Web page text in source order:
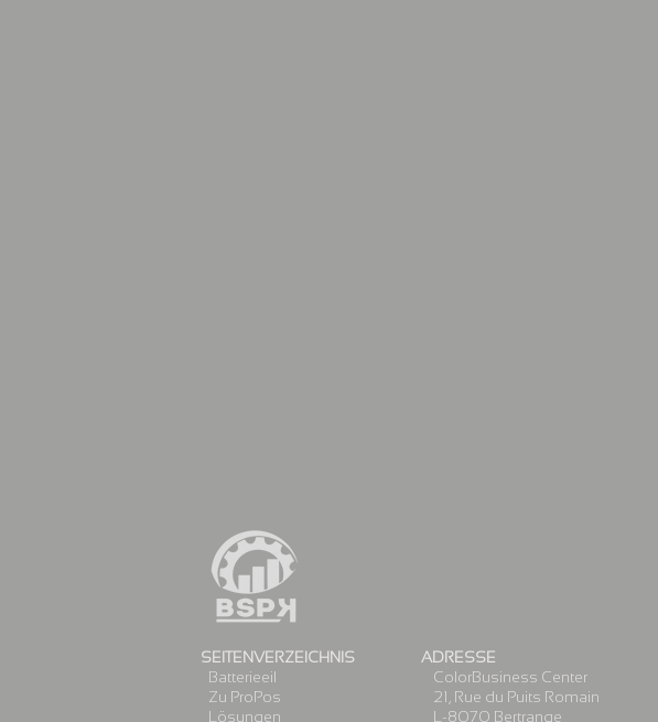
SEITENVERZEICHNIS
Batterieeil
Zu ProPos
Lösungen
ADRESSE
ColorBusiness Center
21, Rue du Puits Romain
L-8070 Bertrange